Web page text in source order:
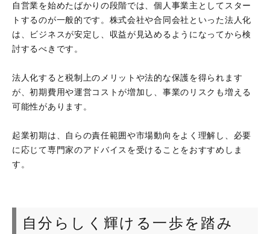
自営業を始めたばかりの段階では、個人事業主としてスター
トするのが一般的です。株式会社や合同会社といった法人化
は、ビジネスが安定し、収益が見込めるようになってから検
討するべきです。
法人化すると税制上のメリットや法的な保護を得られます
が、初期費用や運営コストが増加し、事業のリスクも増える
可能性があります。
起業初期は、自らの責任範囲や市場動向をよく理解し、必要
に応じて専門家のアドバイスを受けることをおすすめしま
す。
自分らしく輝ける一歩を踏み